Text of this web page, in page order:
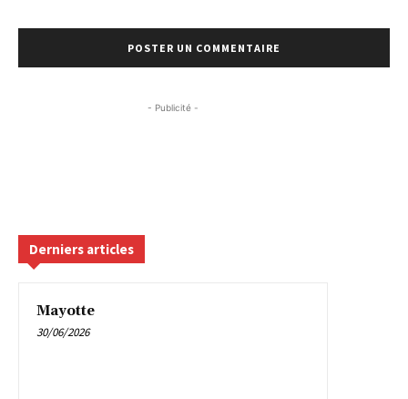
- Publicité -
Derniers articles
Mayotte
30/06/2026